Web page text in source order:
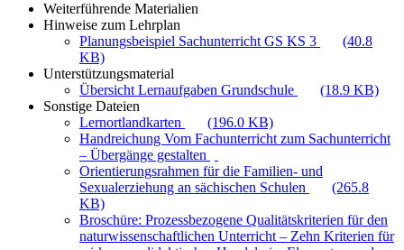
Weiterführende Materialien
Hinweise zum Lehrplan
Planungsbeispiel Sachunterricht GS KS 3
(40.8
KB)
Unterstützungsmaterial
Übersicht Lernaufgaben Grundschule
(18.9 KB)
Sonstige Dateien
Lernortlandkarten
(196.0 KB)
Handreichung Vom Fachunterricht zum Sachunterricht
– Übergänge gestalten
Orientierungsrahmen für die Familien- und
Sexualerziehung an sächischen Schulen
(265.8
KB)
Broschüre: Prozessbezogene Qualitätskriterien für den
naturwissenschaftlichen Unterricht – Zehn Kriterien für